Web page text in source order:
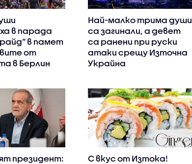
в парада
в памет
от
в Берлин
Най-малко трима души
са загинали, а девет
са ранени при руски
атаки срещу Източна
Украйна
президент:
С вкус от Изтока!